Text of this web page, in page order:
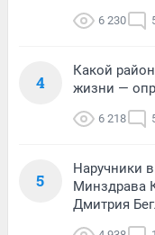
6 230
4
Какой
жизни —
6 218
5
Наручники
Минздрава
Дмитрия